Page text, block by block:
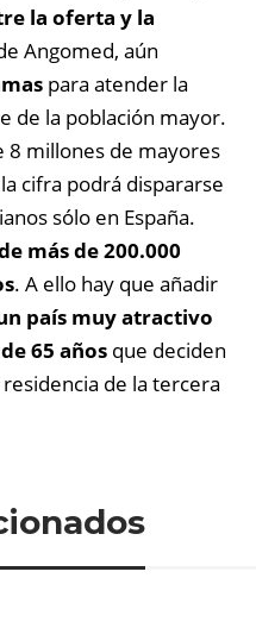
la oferta y la
Angomed, aún
para atender la
de la población mayor.
8 millones de mayores
cifra podrá dispararse
sólo en España.
más de 200.000
. A ello hay que añadir
país muy atractivo
65 años que deciden
de la tercera